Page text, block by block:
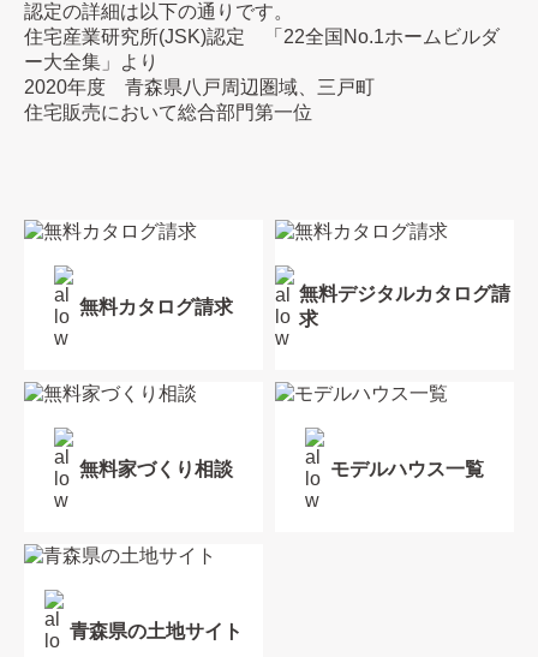
無料カタログ請求
無料デジタルカタログ請
求
無料家づくり相談 モデルハウス一覧
青森県の土地サイト
認定の詳細は以下の通りです。
住宅産業研究所(JSK)認定 「22全国No.1ホームビルダ
ー大全集」より
2020年度 青森県八戸周辺圏域、三戸町
住宅販売において総合部門第一位